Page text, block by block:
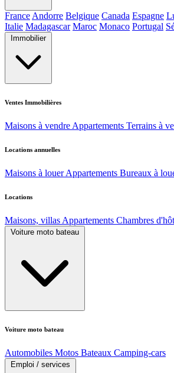
France Andorre Belgique Canada Espagne
Italie Madagascar Maroc Monaco Portugal
Immobilier
Ventes Immobilières
Maisons à vendre Appartements Terrains à
Locations annuelles
Maisons à louer Appartements Bureaux à
Locations
Maisons, villas Appartements Chambres
Voiture moto bateau
Voiture moto bateau
Automobiles Motos Bateaux Camping-cars
Emploi / services